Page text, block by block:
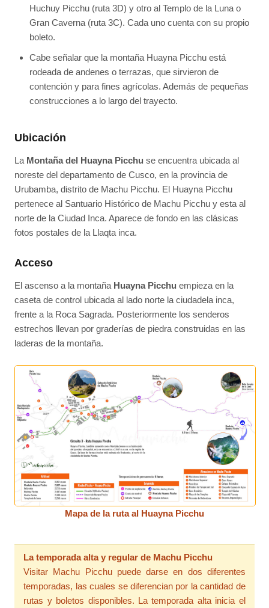
Huchuy Picchu (ruta 3D) y otro al Templo de la Luna o
Gran Caverna (ruta 3C). Cada uno cuenta con su propio
boleto.
Cabe señalar que la montaña Huayna Picchu está
rodeada de andenes o terrazas, que sirvieron de
contención y para fines agrícolas. Además de pequeñas
construcciones a lo largo del trayecto.
Ubicación
La Montaña del Huayna Picchu se encuentra ubicada al
noreste del departamento de Cusco, en la provincia de
Urubamba, distrito de Machu Picchu. El Huayna Picchu
pertenece al Santuario Histórico de Machu Picchu y esta al
norte de la Ciudad Inca. Aparece de fondo en las clásicas
fotos postales de la Llaqta inca.
Acceso
El ascenso a la montaña Huayna Picchu empieza en la
caseta de control ubicada al lado norte la ciudadela inca,
frente a la Roca Sagrada. Posteriormente los senderos
estrechos llevan por graderías de piedra construidas en las
laderas de la montaña.
Mapa de la ruta al Huayna Picchu
La temporada alta y regular de Machu Picchu
Visitar Machu Picchu puede darse en dos diferentes
temporadas, las cuales se diferencian por la cantidad de
rutas y boletos disponibles. La temporada alta inicia el